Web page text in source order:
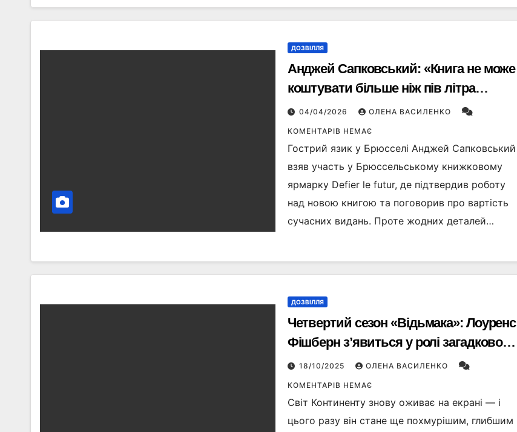
ДОЗВІЛЛЯ
Анджей Сапковський: «Книга не може
коштувати більше ніж пів літра
горілки» — і нова книга про Відьмака
досі «секрет»
04/04/2026 ОЛЕНА ВАСИЛЕНКО
КОМЕНТАРІВ НЕМАЄ
Гострий язик у Брюсселі Анджей Сапковський
взяв участь у Брюссельському книжковому
ярмарку Defier le futur, де підтвердив роботу
над новою книгою та поговорив про вартість
сучасних видань. Проте жодних деталей…
ДОЗВІЛЛЯ
Четвертий сезон «Відьмака»: Лоуренс
Фішберн з’явиться у ролі загадкового
вампіра
18/10/2025 ОЛЕНА ВАСИЛЕНКО
КОМЕНТАРІВ НЕМАЄ
Світ Континенту знову оживає на екрані — і
цього разу він стане ще похмурішим, глибшим